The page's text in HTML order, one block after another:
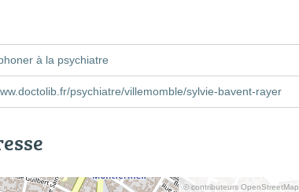
à la psychiatre
psychiatre/villemomble/sylvie-bavent-rayer
© contributeurs OpenStreetMap